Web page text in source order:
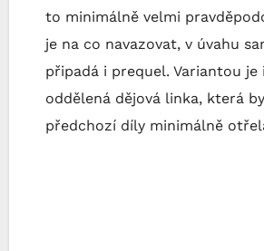
to minimálně velmi
je na co navazovat, v úvahu
připadá i prequel. Variantou je
oddělená dějová linka, která
předchozí díly minimálně